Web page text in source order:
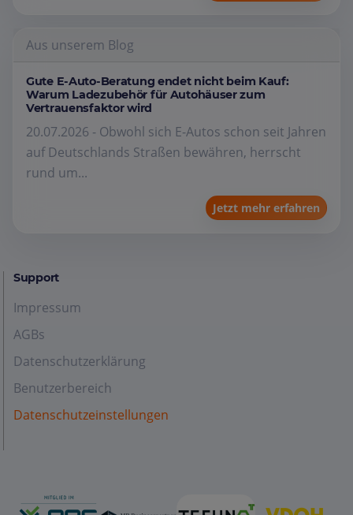
Aus unserem Blog
Gute E-Auto-Beratung endet nicht beim Kauf:
Warum Ladezubehör für Autohäuser zum
Vertrauensfaktor wird
20.07.2026 - Obwohl sich E-Autos schon seit Jahren
auf Deutschlands Straßen bewähren, herrscht
rund um...
Jetzt mehr erfahren
Support
Impressum
AGBs
Datenschutzerklärung
Benutzerbereich
Datenschutzeinstellungen